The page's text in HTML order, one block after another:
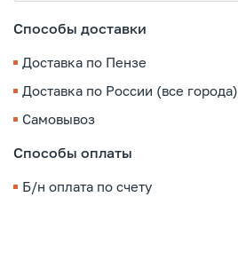
Способы доставки
Доставка по Пензе
Доставка по России (все города)
Самовывоз
Способы оплаты
Б/н оплата по счету